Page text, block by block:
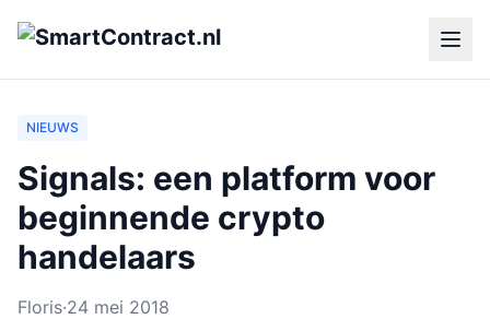
NIEUWS
Signals: een platform voor
beginnende crypto
handelaars
Floris·24 mei 2018